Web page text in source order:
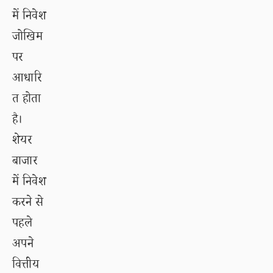
में निवेश
जोखिम
पर
आधारि
त होता
है।
शेयर
बाजार
में निवेश
करने से
पहले
अपने
वित्तीय